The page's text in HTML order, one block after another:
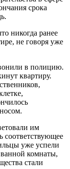
срока
никогда ранее
не говоря уже
в полицию.
квартиру.
им
соответствующее
уже успели
комнаты,
стали